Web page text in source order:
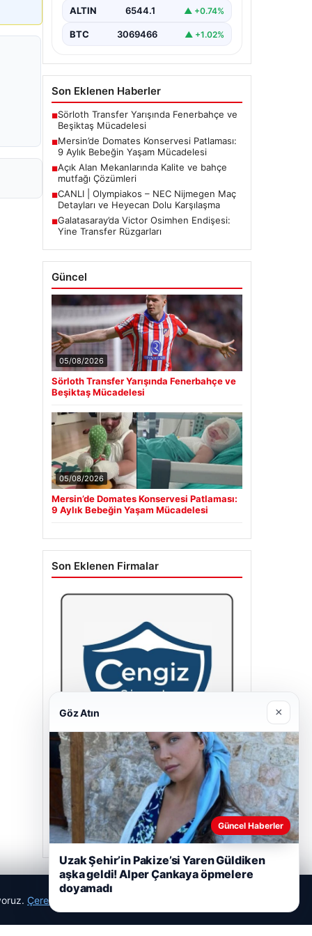
etkiledi. 19 Eylül 2023 tarihinde…
ALTIN 6544.1 ▲ +0.74%
BTC 3069466 ▲ +1.02%
Son Eklenen Haberler
■Sörloth Transfer Yarışında Fenerbahçe ve
Beşiktaş Mücadelesi
■Mersin’de Domates Konservesi Patlaması:
9 Aylık Bebeğin Yaşam Mücadelesi
■Açık Alan Mekanlarında Kalite ve bahçe
mutfağı Çözümleri
■CANLI | Olympiakos – NEC Nijmegen Maç
Detayları ve Heyecan Dolu Karşılaşma
■Galatasaray’da Victor Osimhen Endişesi:
Yine Transfer Rüzgarları
Güncel
05/08/2026
Sörloth Transfer Yarışında Fenerbahçe ve
Beşiktaş Mücadelesi
05/08/2026
Mersin’de Domates Konservesi Patlaması:
9 Aylık Bebeğin Yaşam Mücadelesi
Son Eklenen Firmalar
Cengiz Sigorta
23/06/2026
Çerez Politikamız
Göz Atın ×
Güncel Haberler
Uzak Şehir’in Pakize’si Yaren Güldiken
aşka geldi! Alper Çankaya öpmelere
doyamadı